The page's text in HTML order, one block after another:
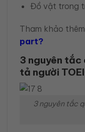
Đồ vật trong
Tham khảo
part?
3 nguyên tắc
tả người
3 nguyên tắc